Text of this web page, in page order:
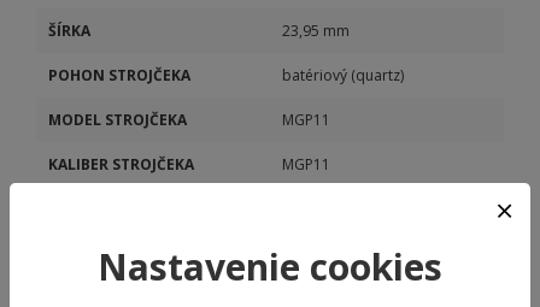
ŠÍRKA 23,95 mm
POHON STROJČEKA batériový (quartz)
MODEL STROJČEKA MGP11
KALIBER STROJČEKA MGP11
Nastavenie cookies